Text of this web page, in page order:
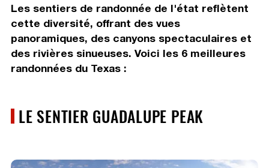
Les sentiers de randonnée de l'état reflètent
cette diversité, offrant des vues
panoramiques, des canyons spectaculaires et
des rivières sinueuses. Voici les 6 meilleures
randonnées du Texas :
LE SENTIER GUADALUPE PEAK